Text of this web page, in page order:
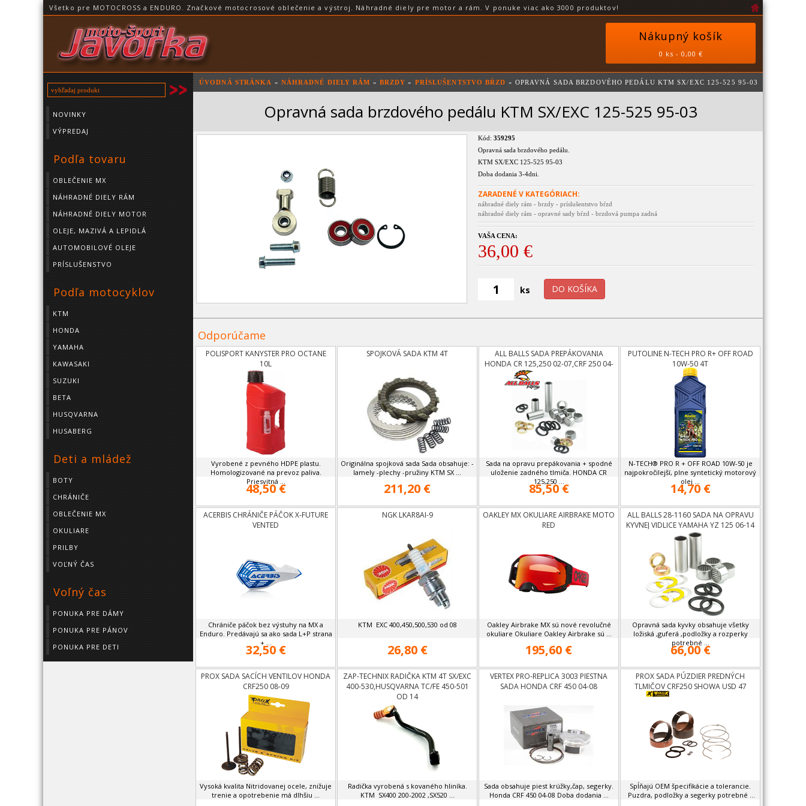
Všetko pre MOTOCROSS a ENDURO. Značkové motocrosové oblečenie a výstroj. Náhradné diely pre motor a rám. V ponuke viac ako 3000 produktov!
Nákupný košík
0 ks - 0,00 €
NOVINKY
VÝPREDAJ
Podľa tovaru
OBLEČENIE MX
NÁHRADNÉ DIELY RÁM
NÁHRADNÉ DIELY MOTOR
OLEJE, MAZIVÁ A LEPIDLÁ
AUTOMOBILOVÉ OLEJE
PRÍSLUŠENSTVO
Podľa motocyklov
KTM
HONDA
YAMAHA
KAWASAKI
SUZUKI
BETA
HUSQVARNA
HUSABERG
Deti a mládež
BOTY
CHRÁNIČE
OBLEČENIE MX
OKULIARE
PRILBY
VOĽNÝ ČAS
Voľný čas
PONUKA PRE DÁMY
PONUKA PRE PÁNOV
PONUKA PRE DETI
ÚVODNÁ STRÁNKA » NÁHRADNÉ DIELY RÁM » BRZDY » PRÍSLUŠENTSTVO BŔZD » OPRAVNÁ SADA BRZDOVÉHO PEDÁLU KTM SX/EXC 125-525 95-03
Opravná sada brzdového pedálu KTM SX/EXC 125-525 95-03
Kód: 359295
Opravná sada brzdového pedálu.
KTM SX/EXC 125-525 95-03
Doba dodania 3-4dni.
ZARADENÉ V KATEGÓRIACH:
náhradné diely rám - brzdy - príslušentstvo bŕzd
náhradné diely rám - opravné sady bŕzd - brzdová pumpa zadná
VAŠA CENA:
36,00 €
ks
Odporúčame
POLISPORT KANYSTER PRO OCTANE
10L
Vyrobené z pevného HDPE plastu.
Homologizované na prevoz paliva.
Priesvitná ...
48,50 €
SPOJKOVÁ SADA KTM 4T
Originálna spojková sada Sada obsahuje: -
lamely -plechy -pružiny KTM SX ...
211,20 €
ALL BALLS SADA PREPÁKOVANIA
HONDA CR 125,250 02-07,CRF 250 04-
09,CRF 450 02-08
Sada na opravu prepákovania + spodné
uloženie zadného tlmiča. HONDA CR
125,250 ...
85,50 €
PUTOLINE N-TECH PRO R+ OFF ROAD
10W-50 4T
N-TECH® PRO R + OFF ROAD 10W-50 je
najpokročilejší, plne syntetický motorový
olej ...
14,70 €
ACERBIS CHRÁNIČE PÁČOK X-FUTURE
VENTED
Chrániče páčok bez výstuhy na MX a
Enduro. Predávajú sa ako sada L+P strana
+ ...
32,50 €
NGK LKAR8AI-9
KTM EXC 400,450,500,530 od 08
26,80 €
OAKLEY MX OKULIARE AIRBRAKE MOTO
RED
Oakley Airbrake MX sú nové revolučné
okuliare Okuliare Oakley Airbrake sú ...
195,60 €
ALL BALLS 28-1160 SADA NA OPRAVU
KYVNEJ VIDLICE YAMAHA YZ 125 06-14
Opravná sada kyvky obsahuje všetky
ložiská ,guferá ,podložky a rozperky
potrebné ...
66,00 €
PROX SADA SACÍCH VENTILOV HONDA
CRF250 08-09
Vysoká kvalita Nitridovanej ocele, znižuje
trenie a opotrebenie má dlhšiu ...
ZAP-TECHNIX RADIČKA KTM 4T SX/EXC
400-530,HUSQVARNA TC/FE 450-501
OD 14
Radička vyrobená s kovaného hliníka.
KTM SX400 200-2002 ,SX520 ...
VERTEX PRO-REPLICA 3003 PIESTNA
SADA HONDA CRF 450 04-08
Sada obsahuje piest krúžky,čap, segerky.
Honda CRF 450 04-08 Doba dodania ...
PROX SADA PÚZDIER PREDNÝCH
TLMIČOV CRF250 SHOWA USD 47
Spĺňajú OEM špecifikácie a tolerancie.
Puzdra, podložky a segerky potrebné ...